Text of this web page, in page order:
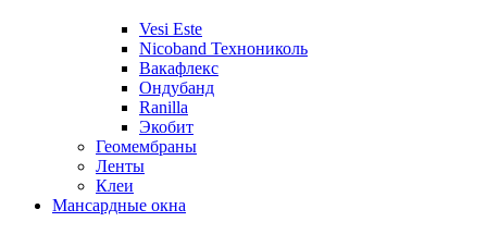
Vesi Este
Nicoband Технониколь
Вакафлекс
Ондубанд
Ranilla
Экобит
Геомембраны
Ленты
Клеи
Мансардные окна